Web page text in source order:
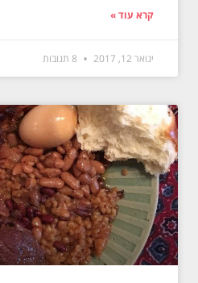
קרא עוד »
ינואר 12, 2017